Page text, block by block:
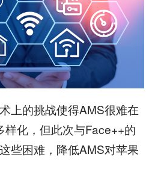
的挑战使得AMS很难在
化，但此次与Face++的
些困难，降低AMS对苹果